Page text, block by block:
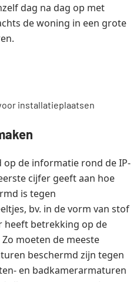
dag na dag op met
de woning in een grote
op de informatie rond de IP-
cijfer geeft aan hoe
is tegen
bv. in de vorm van stof
heeft betrekking op de
moeten de meeste
beschermd zijn tegen
en badkamerarmaturen